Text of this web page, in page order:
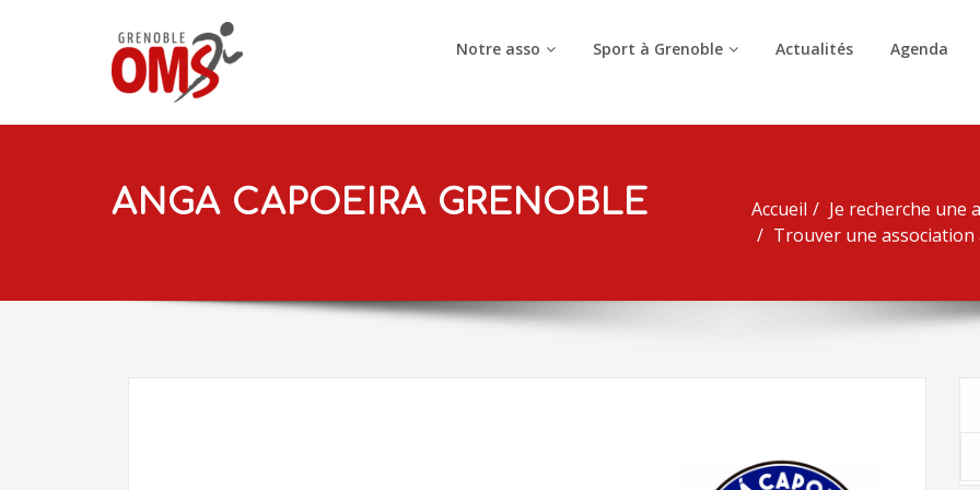
Notre asso Sport à Grenoble Actualités Agenda
ANGA CAPOEIRA GRENOBLE Accueil
Je recherche une
Trouver une association